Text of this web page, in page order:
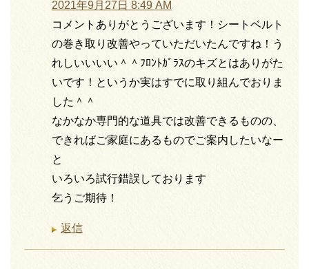
2021年9月27日 8:49 AM
コメントありがとうございます！シートベルト
の巻き取り改善やっていただいたんですね！う
れしいいいい＾＾ﾌﾛﾝﾄｶﾞﾗｽのキズとはありがた
いです！というか実はすでに取り組んでおりま
した＾＾
なかなか専門的な道具では改善できるものの、
できればご家庭にあるものでご案内したいなー
と
いろいろ試行錯誤しております
乞うご期待！
返信